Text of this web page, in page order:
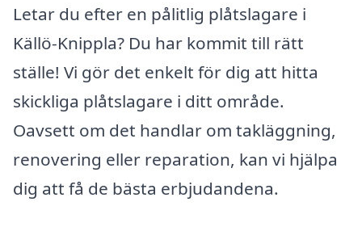
Letar du efter en pålitlig plåtslagare i
Källö-Knippla? Du har kommit till rätt
ställe! Vi gör det enkelt för dig att hitta
skickliga plåtslagare i ditt område.
Oavsett om det handlar om takläggning,
renovering eller reparation, kan vi hjälpa
dig att få de bästa erbjudandena.